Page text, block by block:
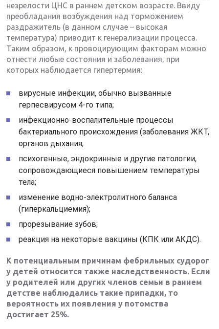
незрелости ЦНС в раннем детском возрасте. Ввиду
преобладания возбуждения над торможением
раздражитель (в данном случае – высокая
температура) приводит к генерализации процесса.
Таким образом, к провоцирующим факторам можно
отнести любые состояния и заболевания, при
которых наблюдается гипертермия:
вирусные инфекции, обычно вызванные
герпесвирусом 4-го типа;
инфекционно-воспалительные процессы
бактериального происхождения (заболевания ЖКТ,
органов дыхания;
психогенные, эндокринные и другие патологии,
сопровождающиеся повышением температуры
тела;
изменение водно-электролитного баланса
(гиперкальциемия);
прорезывание зубов;
реакция на некоторые вакцины (КПК или АКДС).
К потенциальным причинам фебрильных судорог
у детей относится также наследственность. Если
у родителей или других членов семьи в раннем
детстве наблюдались такие припадки, то
вероятность их появления у потомства
достигает 25%.